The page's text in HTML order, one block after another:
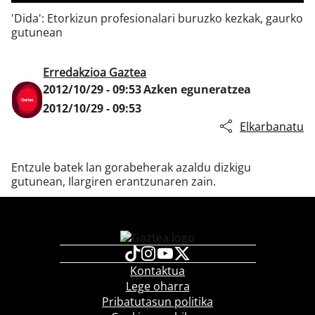
'Dida': Etorkizun profesionalari buruzko kezkak, gaurko
gutunean
Erredakzioa Gaztea
2012/10/29 - 09:53Azken eguneratzea
2012/10/29 - 09:53
Elkarbanatu
Entzule batek lan gorabeherak azaldu dizkigu
gutunean, Ilargiren erantzunaren zain.
Kontaktua
Lege oharra
Pribatutasun politika